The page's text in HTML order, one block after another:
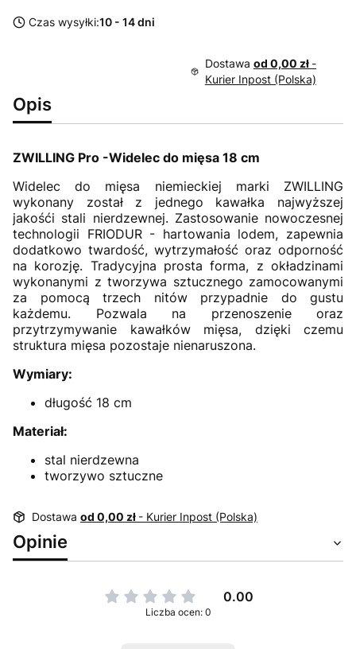
Czas wysyłki:10 - 14 dni
Dostawa od 0,00 zł -
Kurier Inpost (Polska)
Opis
ZWILLING Pro -Widelec do mięsa 18 cm
Widelec do mięsa niemieckiej marki ZWILLING
wykonany został z jednego kawałka najwyższej
jakośći stali nierdzewnej. Zastosowanie nowoczesnej
technologii FRIODUR - hartowania lodem, zapewnia
dodatkowo twardość, wytrzymałość oraz odporność
na korozję. Tradycyjna prosta forma, z okładzinami
wykonanymi z tworzywa sztucznego zamocowanymi
za pomocą trzech nitów przypadnie do gustu
każdemu. Pozwala na przenoszenie oraz
przytrzymywanie kawałków mięsa, dzięki czemu
struktura mięsa pozostaje nienaruszona.
Wymiary:
długość 18 cm
Materiał:
stal nierdzewna
tworzywo sztuczne
Dostawa od 0,00 zł - Kurier Inpost (Polska)
Opinie
0.00
Liczba ocen: 0